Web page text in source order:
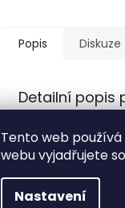
Tento web
webu vyjadřujete
Nastavení
Popis Diskuze
Detailní popis
medicíny a
tomto oboru lidské
léčitele a jejich
zamýšlí se nejen